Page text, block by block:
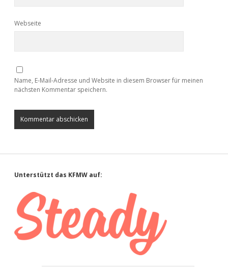
Webseite
Name, E-Mail-Adresse und Website in diesem Browser für meinen
nächsten Kommentar speichern.
Sidebar
Unterstützt das KFMW auf: